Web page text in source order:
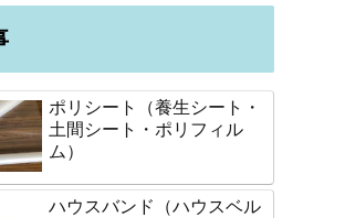
ポリシート（養生シート・
土間シート・ポリフィル
ム）
ハウスバンド（ハウスベル